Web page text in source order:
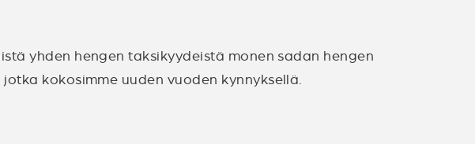
yhden hengen taksikyydeistä monen sadan hengen
kokosimme uuden vuoden kynnyksellä.